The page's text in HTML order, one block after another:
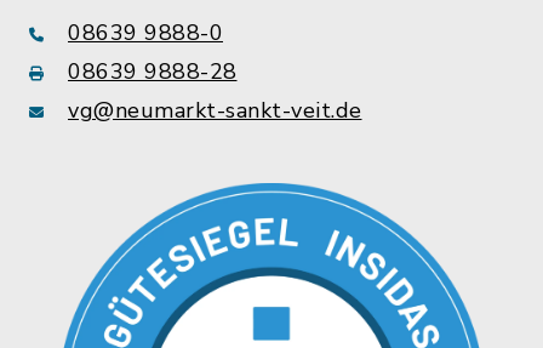
08639 9888-0
08639 9888-28
vg@neumarkt-sankt-veit.de